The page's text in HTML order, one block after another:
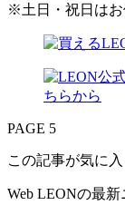
※土日・祝日は
PAGE 5
この記事が気に
Web LEONの最新